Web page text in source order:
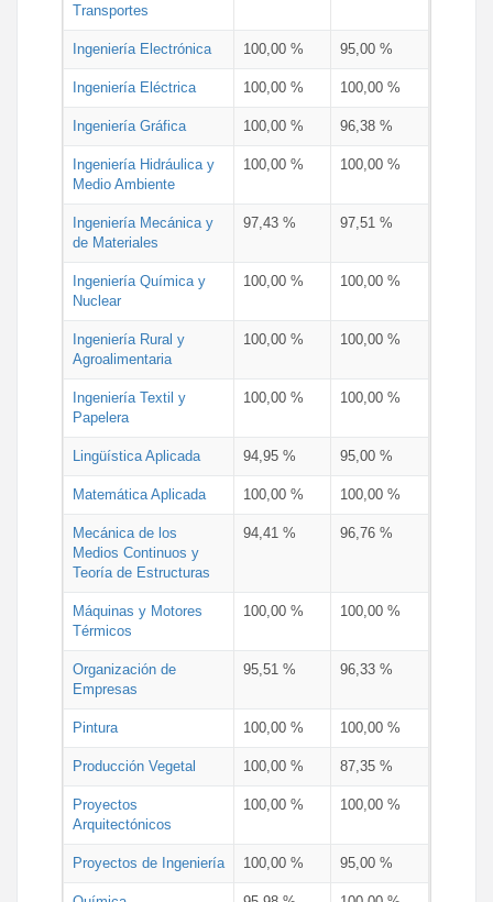
Transportes
Ingeniería Electrónica 100,00 % 95,00 %
Ingeniería Eléctrica 100,00 % 100,00 %
Ingeniería Gráfica 100,00 % 96,38 %
Ingeniería Hidráulica y
Medio Ambiente
100,00 % 100,00 %
Ingeniería Mecánica y
de Materiales
97,43 % 97,51 %
Ingeniería Química y
Nuclear
100,00 % 100,00 %
Ingeniería Rural y
Agroalimentaria
100,00 % 100,00 %
Ingeniería Textil y
Papelera
100,00 % 100,00 %
Lingüística Aplicada 94,95 % 95,00 %
Matemática Aplicada 100,00 % 100,00 %
Mecánica de los
Medios Continuos y
Teoría de Estructuras
94,41 % 96,76 %
Máquinas y Motores
Térmicos
100,00 % 100,00 %
Organización de
Empresas
95,51 % 96,33 %
Pintura 100,00 % 100,00 %
Producción Vegetal 100,00 % 87,35 %
Proyectos
Arquitectónicos
100,00 % 100,00 %
Proyectos de Ingeniería 100,00 % 95,00 %